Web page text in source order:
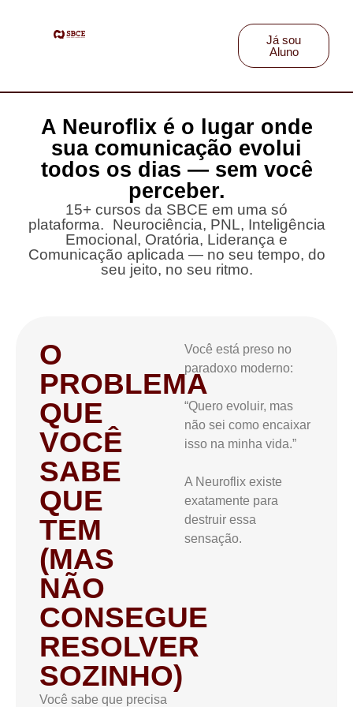
Já sou
Aluno
A Neuroflix é o lugar onde
sua comunicação evolui
todos os dias — sem você
perceber.
15+ cursos da SBCE em uma só
plataforma. Neurociência, PNL, Inteligência
Emocional, Oratória, Liderança e
Comunicação aplicada — no seu tempo, do
seu jeito, no seu ritmo.
O
PROBLEMA
QUE
VOCÊ
SABE
QUE
TEM
(MAS
NÃO
CONSEGUE
RESOLVER
SOZINHO)
Você sabe que precisa
Você está preso no
paradoxo moderno:
“Quero evoluir, mas
não sei como encaixar
isso na minha vida.”
A Neuroflix existe
exatamente para
destruir essa
sensação.